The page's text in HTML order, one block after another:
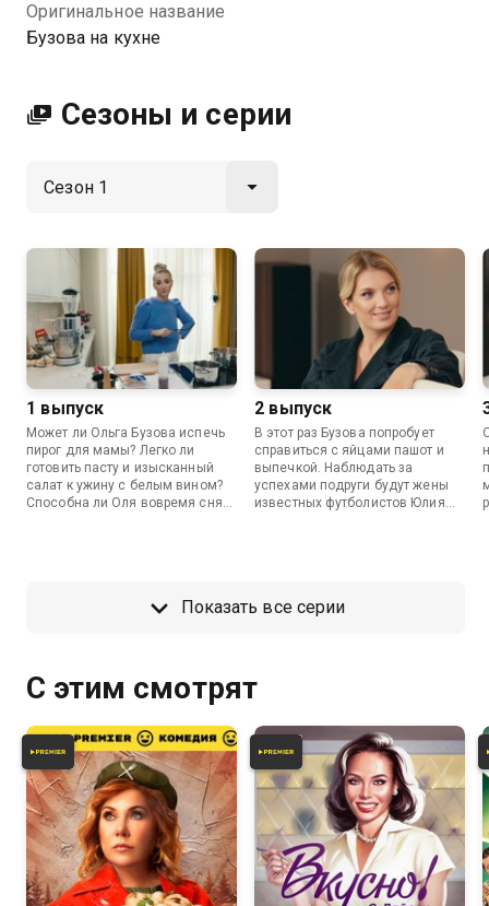
Оригинальное название
Бузова на кухне
Сезоны и серии
1 выпуск
Может ли Ольга Бузова испечь
пирог для мамы? Легко ли
готовить пасту и изысканный
салат к ужину с белым вином?
Способна ли Оля вовремя снять
получится у Бузовой на кухне.
2 выпуск
В этот раз Бузова попробует
справиться с яйцами пашот и
выпечкой. Наблюдать за
успехами подруги будут жены
известных футболистов Юлия
удачного и долгого брака.
Показать все серии
С этим смотрят